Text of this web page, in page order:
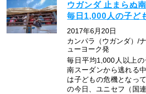
ウガンダ 止まらぬ
毎日1,000人の子ど
2017年6月20日
カンパラ（ウガンダ）/
ューヨーク発
毎日平均1,000人以上
南スーダンから逃れる
は子どもの危機となっ
の今日、ユニセフ（国